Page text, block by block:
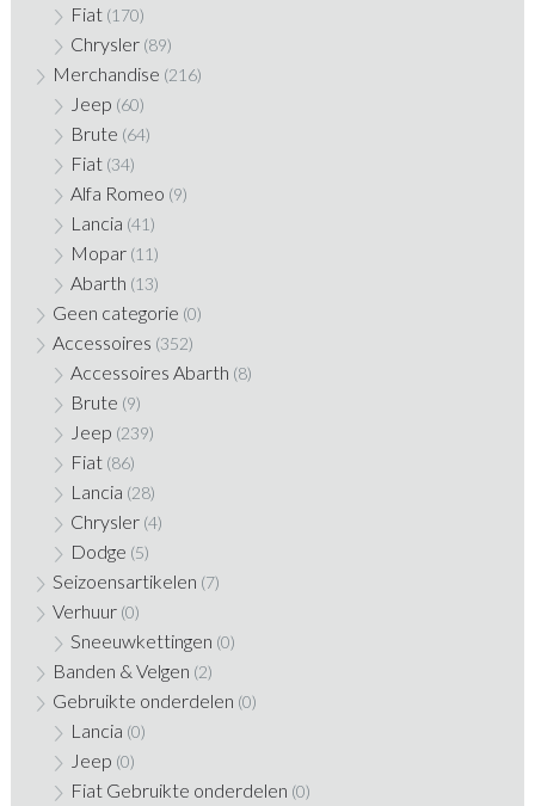
Fiat (170)
Chrysler (89)
Merchandise (216)
Jeep (60)
Brute (64)
Fiat (34)
Alfa Romeo (9)
Lancia (41)
Mopar (11)
Abarth (13)
Geen categorie (0)
Accessoires (352)
Accessoires Abarth (8)
Brute (9)
Jeep (239)
Fiat (86)
Lancia (28)
Chrysler (4)
Dodge (5)
Seizoensartikelen (7)
Verhuur (0)
Sneeuwkettingen (0)
Banden & Velgen (2)
Gebruikte onderdelen (0)
Lancia (0)
Jeep (0)
Fiat Gebruikte onderdelen (0)